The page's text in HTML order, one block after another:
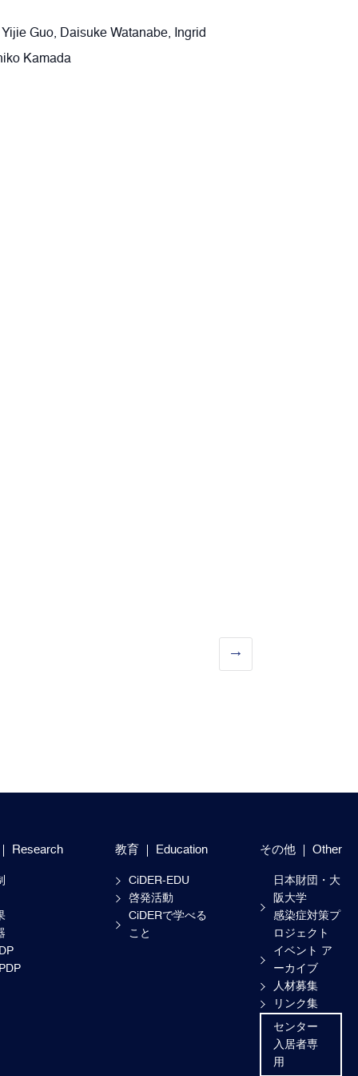
Guo, Daisuke Watanabe, Ingrid
Kamada
Research 教育 Education
CiDER-EDU
啓発活動
CiDERで学べる
こと
その他 Other
日本財団・大
阪大学
感染症対策プ
ロジェクト
イベント ア
ーカイブ
人材募集
リンク集
センター
入居者専
用